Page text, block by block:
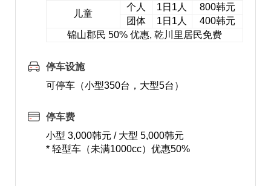
儿童
个人 1日1人
800韩元
团体
1日1人
400韩元
锦山郡民 50% 优惠, 乾川里居民免费
停车设施
可停车（小型350台，大型5台）
停车费
小型 3,000韩元 / 大型 5,000韩元
* 轻型车（未满1000cc）优惠50%